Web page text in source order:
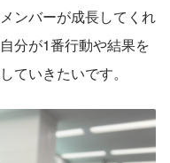
ンバーが成長してくれ
分が1番行動や結果を
ていきたいです。